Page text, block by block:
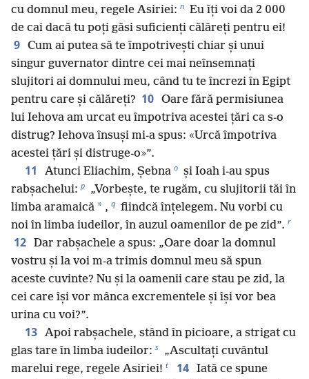
cu domnul meu, regele Asiriei: n Eu îți voi da 2 000
de cai dacă tu poți găsi suficienți călăreți pentru ei!
9 Cum ai putea să te împotrivești chiar și unui
singur guvernator dintre cei mai neînsemnați
slujitori ai domnului meu, când tu te încrezi în Egipt
pentru care și călăreți? 10 Oare fără permisiunea
lui Iehova am urcat eu împotriva acestei țări ca s-o
distrug? Iehova însuși mi-a spus: «Urcă împotriva
acestei țări și distruge-o»”.
11 Atunci Eliachim, Șebna o și Ioah i-au spus
rabșachelui: p „Vorbește, te rugăm, cu slujitorii tăi în
limba aramaică * , q fiindcă înțelegem. Nu vorbi cu
noi în limba iudeilor, în auzul oamenilor de pe zid”. r
12 Dar rabșachele a spus: „Oare doar la domnul
vostru și la voi m-a trimis domnul meu să spun
aceste cuvinte? Nu și la oamenii care stau pe zid, la
cei care își vor mânca excrementele și își vor bea
urina cu voi?”.
13 Apoi rabșachele, stând în picioare, a strigat cu
glas tare în limba iudeilor: s „Ascultați cuvântul
marelui rege, regele Asiriei! t 14 Iată ce spune